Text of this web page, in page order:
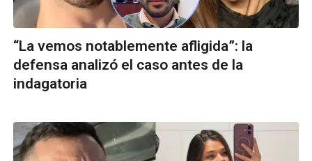
“La vemos notablemente afligida”: la
defensa analizó el caso antes de la
indagatoria